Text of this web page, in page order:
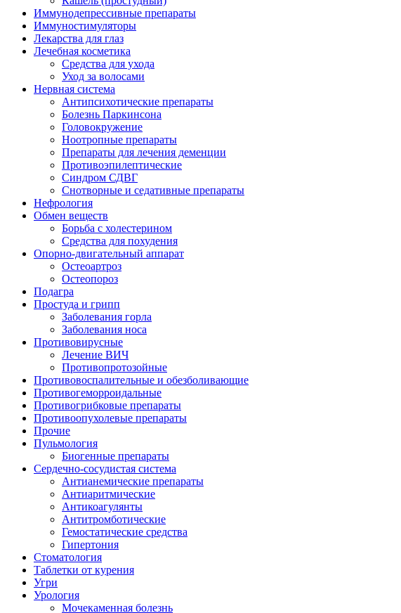
Иммунодепрессивные препараты
Иммуностимуляторы
Лекарства для глаз
Лечебная косметика
Средства для ухода
Уход за волосами
Нервная система
Антипсихотические препараты
Болезнь Паркинсона
Головокружение
Ноотропные препараты
Препараты для лечения деменции
Противоэпилептические
Синдром СДВГ
Снотворные и седативные препараты
Нефрология
Обмен веществ
Борьба с холестерином
Средства для похудения
Опорно-двигательный аппарат
Остеоартроз
Остеопороз
Подагра
Простуда и грипп
Заболевания горла
Заболевания носа
Противовирусные
Лечение ВИЧ
Противопротозойные
Противовоспалительные и обезболивающие
Противогеморроидальные
Противогрибковые препараты
Противоопухолевые препараты
Прочие
Пульмология
Биогенные препараты
Сердечно-сосудистая система
Антианемические препараты
Антиаритмические
Антикоагулянты
Антитромботические
Гемостатические средства
Гипертония
Стоматология
Таблетки от курения
Угри
Урология
Мочекаменная болезнь